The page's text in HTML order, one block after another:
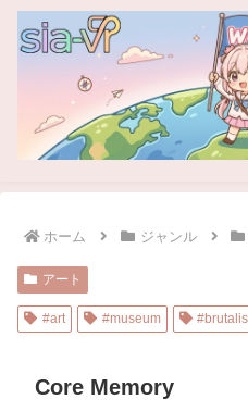
ホーム ジャンル
アート
#art #museum
Core Memory